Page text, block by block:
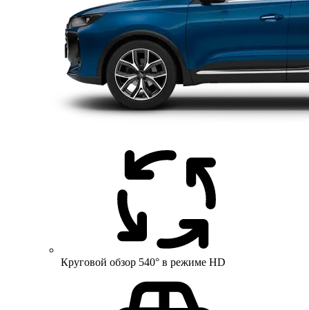
Круговой обзор 540° в режиме HD